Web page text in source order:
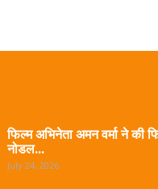
फिल्म अभिनेता अमन वर्मा ने की
नोडल...
July 24, 2026